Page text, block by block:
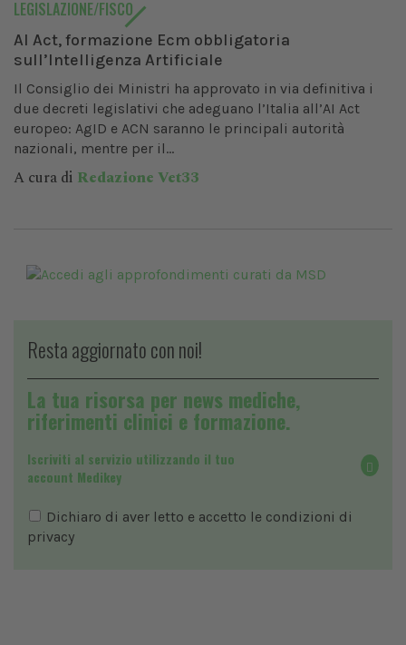
LEGISLAZIONE/FISCO
AI Act, formazione Ecm obbligatoria
sull’Intelligenza Artificiale
Il Consiglio dei Ministri ha approvato in via definitiva i
due decreti legislativi che adeguano l’Italia all’AI Act
europeo: AgID e ACN saranno le principali autorità
nazionali, mentre per il...
A cura di Redazione Vet33
Resta aggiornato con noi!
La tua risorsa per news mediche,
riferimenti clinici e formazione.
Iscriviti al servizio utilizzando il tuo
account Medikey
Dichiaro di aver letto e accetto le condizioni di
privacy